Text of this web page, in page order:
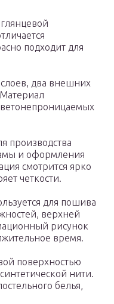
подходит для
два внешних
производства
и оформления
смотрится ярко
четкости.
для пошива
верхней
рисунок
время.
поверхностью
нити.
белья,